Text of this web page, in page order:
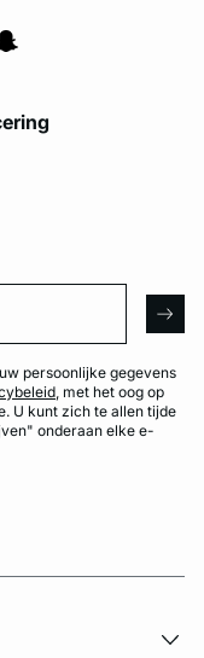
persoonlijke gegevens
, met het oog op
U kunt zich te allen tijde
onderaan elke e-